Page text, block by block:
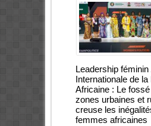
Leadership
Internationale de
Africaine : Le
zones urbaines et
creuse les
femmes africaines